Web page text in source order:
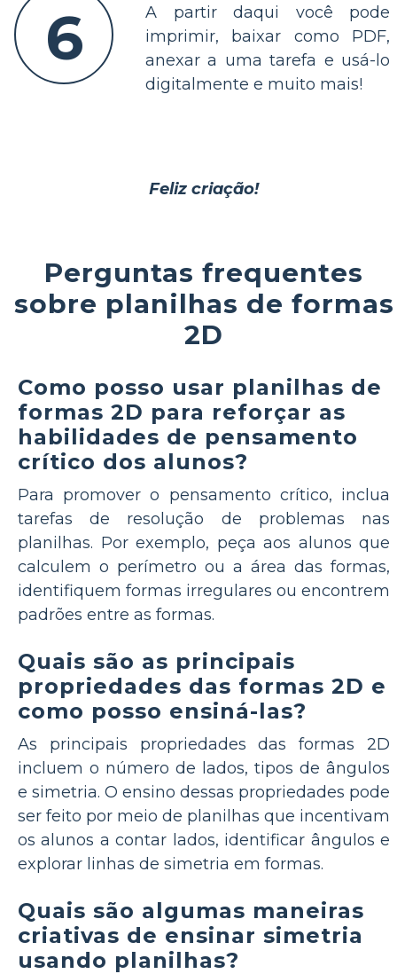
6
A partir daqui você pode
imprimir, baixar como PDF,
anexar a uma tarefa e usá-lo
digitalmente e muito mais!
Feliz criação!
Perguntas frequentes
sobre planilhas de formas
2D
Como posso usar planilhas de
formas 2D para reforçar as
habilidades de pensamento
crítico dos alunos?
Para promover o pensamento crítico, inclua
tarefas de resolução de problemas nas
planilhas. Por exemplo, peça aos alunos que
calculem o perímetro ou a área das formas,
identifiquem formas irregulares ou encontrem
padrões entre as formas.
Quais são as principais
propriedades das formas 2D e
como posso ensiná-las?
As principais propriedades das formas 2D
incluem o número de lados, tipos de ângulos
e simetria. O ensino dessas propriedades pode
ser feito por meio de planilhas que incentivam
os alunos a contar lados, identificar ângulos e
explorar linhas de simetria em formas.
Quais são algumas maneiras
criativas de ensinar simetria
usando planilhas?